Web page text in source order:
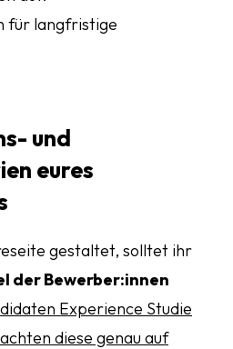
für langfristige
und
eures
gestaltet, solltet ihr
der Bewerber:innen
Experience Studie
diese genau auf